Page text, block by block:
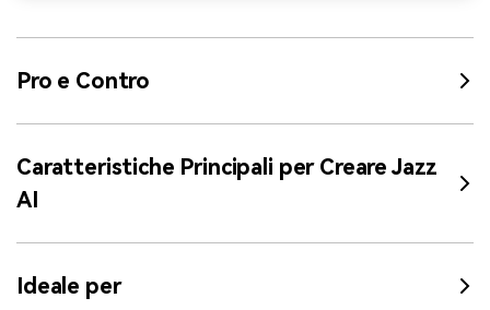
Pro e Contro
Caratteristiche Principali per Creare Jazz
AI
Ideale per